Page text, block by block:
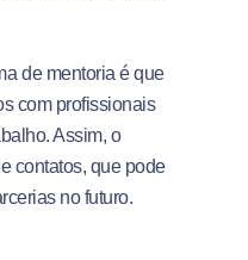
de mentoria é que
com profissionais
Assim, o
contatos, que pode
no futuro.